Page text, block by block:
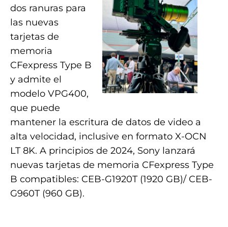
dos ranuras para
las nuevas
tarjetas de
memoria
CFexpress Type B
y admite el
modelo VPG400,
que puede
mantener la escritura de datos de video a
alta velocidad, inclusive en formato X-OCN
LT 8K. A principios de 2024, Sony lanzará
nuevas tarjetas de memoria CFexpress Type
B compatibles: CEB-G1920T (1920 GB)/ CEB-
G960T (960 GB).